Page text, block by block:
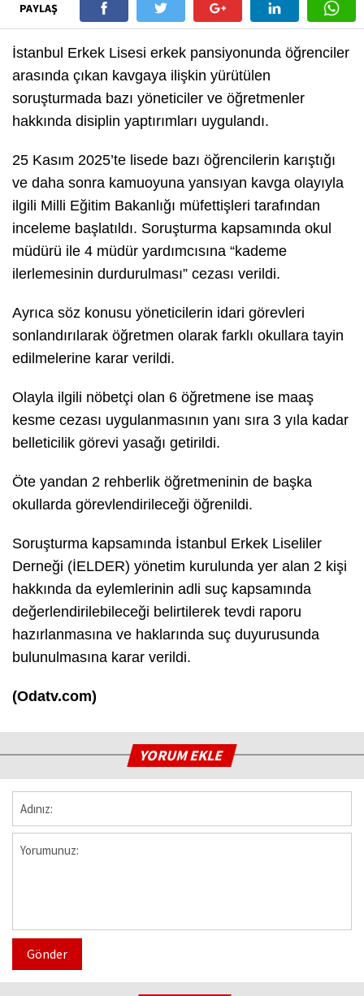
PAYLAŞ
İstanbul Erkek Lisesi erkek pansiyonunda öğrenciler
arasında çıkan kavgaya ilişkin yürütülen
soruşturmada bazı yöneticiler ve öğretmenler
hakkında disiplin yaptırımları uygulandı.
25 Kasım 2025’te lisede bazı öğrencilerin karıştığı
ve daha sonra kamuoyuna yansıyan kavga olayıyla
ilgili Milli Eğitim Bakanlığı müfettişleri tarafından
inceleme başlatıldı. Soruşturma kapsamında okul
müdürü ile 4 müdür yardımcısına “kademe
ilerlemesinin durdurulması” cezası verildi.
Ayrıca söz konusu yöneticilerin idari görevleri
sonlandırılarak öğretmen olarak farklı okullara tayin
edilmelerine karar verildi.
Olayla ilgili nöbetçi olan 6 öğretmene ise maaş
kesme cezası uygulanmasının yanı sıra 3 yıla kadar
belleticilik görevi yasağı getirildi.
Öte yandan 2 rehberlik öğretmeninin de başka
okullarda görevlendirileceği öğrenildi.
Soruşturma kapsamında İstanbul Erkek Liseliler
Derneği (İELDER) yönetim kurulunda yer alan 2 kişi
hakkında da eylemlerinin adli suç kapsamında
değerlendirilebileceği belirtilerek tevdi raporu
hazırlanmasına ve haklarında suç duyurusunda
bulunulmasına karar verildi.
(Odatv.com)
YORUM EKLE
Gönder